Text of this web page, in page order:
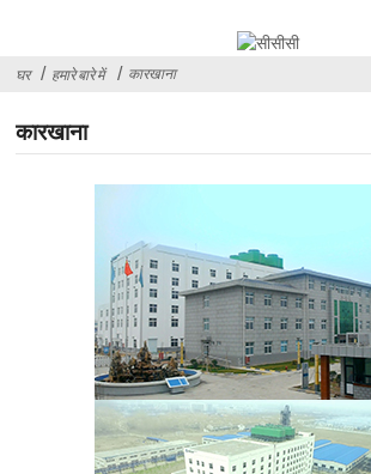
घर हमारे बारे में कारखाना
कारखाना